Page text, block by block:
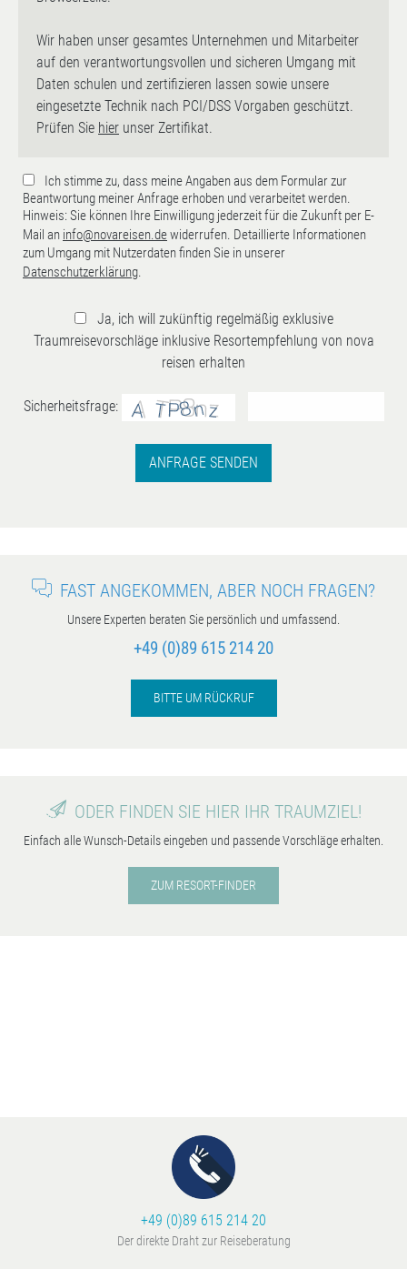
Wir haben unser gesamtes Unternehmen und Mitarbeiter
auf den verantwortungsvollen und sicheren Umgang mit
Daten schulen und zertifizieren lassen sowie unsere
eingesetzte Technik nach PCI/DSS Vorgaben geschützt.
Prüfen Sie hier unser Zertifikat.
Ich stimme zu, dass meine Angaben aus dem Formular zur
Beantwortung meiner Anfrage erhoben und verarbeitet werden.
Hinweis: Sie können Ihre Einwilligung jederzeit für die Zukunft per E-
Mail an info@novareisen.dewiderrufen. Detaillierte Informationen
zum Umgang mit Nutzerdaten finden Sie in unserer
Datenschutzerklärung.
Ja, ich will zukünftig regelmäßig exklusive
Traumreisevorschläge inklusive Resortempfehlung von nova
reisen erhalten
Sicherheitsfrage:
ANFRAGE SENDEN
FAST ANGEKOMMEN, ABER NOCH FRAGEN?
Unsere Experten beraten Sie persönlich und umfassend.
+49 (0)89 615 214 20
BITTE UM RÜCKRUF
ODER FINDEN SIE HIER IHR TRAUMZIEL!
Einfach alle Wunsch-Details eingeben und passende Vorschläge erhalten.
ZUM RESORT-FINDER
+49 (0)89 615 214 20
Der direkte Draht zur Reiseberatung